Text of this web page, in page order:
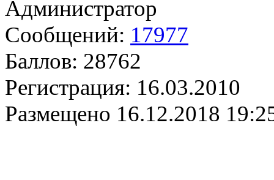
Администратор
Сообщений: 17977
Баллов: 28762
Регистрация: 16.03.2010
Размещено 16.12.2018